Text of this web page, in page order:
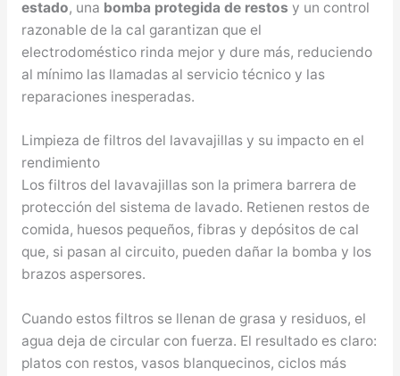
estado, una bomba protegida de restos y un control
razonable de la cal garantizan que el
electrodoméstico rinda mejor y dure más, reduciendo
al mínimo las llamadas al servicio técnico y las
reparaciones inesperadas.
Limpieza de filtros del lavavajillas y su impacto en el
rendimiento
Los filtros del lavavajillas son la primera barrera de
protección del sistema de lavado. Retienen restos de
comida, huesos pequeños, fibras y depósitos de cal
que, si pasan al circuito, pueden dañar la bomba y los
brazos aspersores.
Cuando estos filtros se llenan de grasa y residuos, el
agua deja de circular con fuerza. El resultado es claro:
platos con restos, vasos blanquecinos, ciclos más